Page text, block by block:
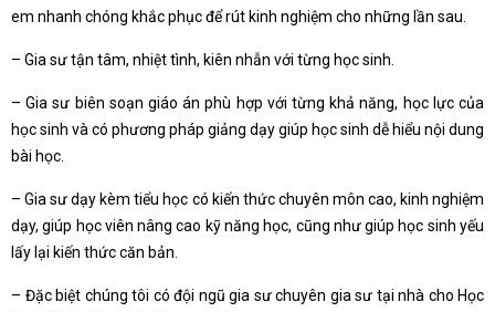
em nhanh chóng khắc phục để rút kinh nghiệm cho những lần sau.
– Gia sư tận tâm, nhiệt tình, kiên nhẫn với từng học sinh.
– Gia sư biên soạn giáo án phù hợp với từng khả năng, học lực của
học sinh và có phương pháp giảng dạy giúp học sinh dễ hiểu nội dung
bài học.
– Gia sư dạy kèm tiểu học có kiến thức chuyên môn cao, kinh nghiệm
dạy, giúp học viên nâng cao kỹ năng học, cũng như giúp học sinh yếu
lấy lại kiến thức căn bản.
– Đặc biệt chúng tôi có đội ngũ gia sư chuyên gia sư tại nhà cho Học